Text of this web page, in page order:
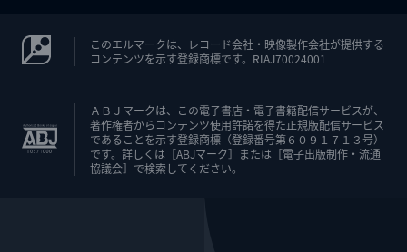
このエルマークは、レコード会社・映像製作会社が提供する
コンテンツを示す登録商標です。RIAJ70024001
ＡＢＪマークは、この電子書店・電子書籍配信サービスが、
著作権者からコンテンツ使用許諾を得た正規版配信サービス
であることを示す登録商標（登録番号第６０９１７１３号）
です。詳しくは［ABJマーク］または［電子出版制作・流通
協議会］で検索してください。